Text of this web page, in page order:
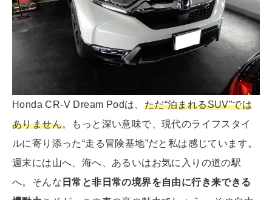
Honda CR-V Dream Podは、 ただ“泊まれるSUV”では
ありません。もっと深い意味で、現代のライフスタイ
ルに寄り添った“走る冒険基地”だと私は感じています。
週末には山へ、海へ、あるいはお気に入りの道の駅
へ。そんな 日常と非日常の境界を自由に行き来できる